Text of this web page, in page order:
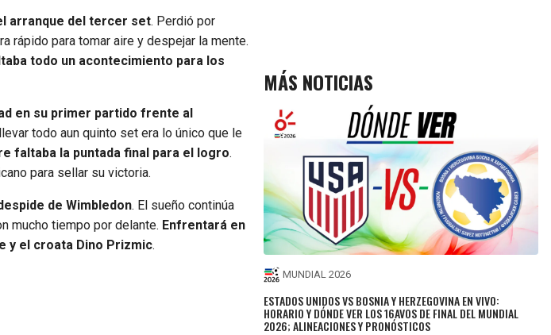
arranque del tercer set. Perdió por
rápido para tomar aire y despejar la mente.
todo un acontecimiento para los
en su primer partido frente al
todo aun quinto set era lo único que le
faltaba la puntada final para el logro.
para sellar su victoria.
de Wimbledon. El sueño continúa
mucho tiempo por delante. Enfrentará en
y el croata Dino Prizmic.
MÁS NOTICIAS
MUNDIAL 2026
ESTADOS UNIDOS VS BOSNIA Y HERZEGOVINA EN VIVO:
HORARIO Y DÓNDE VER LOS 16AVOS DE FINAL DEL MUNDIAL
2026; ALINEACIONES Y PRONÓSTICOS